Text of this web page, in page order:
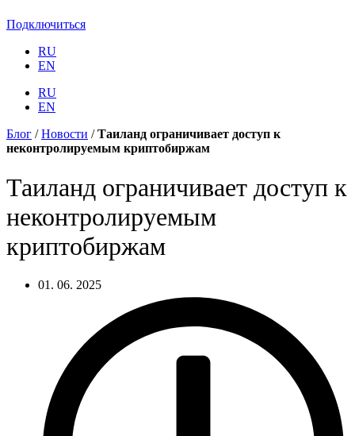
Подключиться
RU
EN
RU
EN
Блог /Новости /Таиланд ограничивает доступ к
неконтролируемым криптобиржам
Таиланд ограничивает доступ к
неконтролируемым
криптобиржам
01. 06. 2025